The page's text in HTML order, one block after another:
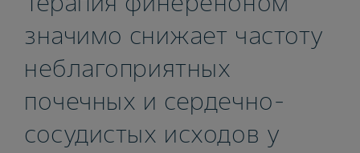
значимо снижает частоту
неблагоприятных
почечных и сердечно-
сосудистых исходов у